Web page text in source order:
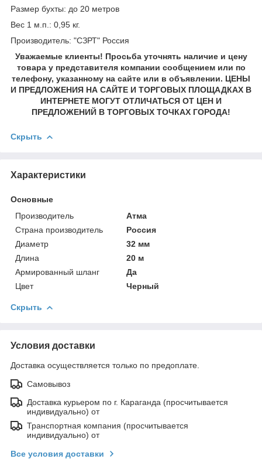
Размер бухты: до 20 метров
Вес 1 м.п.: 0,95 кг.
Производитель: "СЗРТ" Россия
Уважаемые клиенты! Просьба уточнять наличие и цену
товара у представителя компании сообщением или по
телефону, указанному на сайте или в объявлении. ЦЕНЫ
И ПРЕДЛОЖЕНИЯ НА САЙТЕ И ТОРГОВЫХ ПЛОЩАДКАХ В
ИНТЕРНЕТЕ МОГУТ ОТЛИЧАТЬСЯ ОТ ЦЕН И
ПРЕДЛОЖЕНИЙ В ТОРГОВЫХ ТОЧКАХ ГОРОДА!
Скрыть
Характеристики
Основные
Производитель
Атма
Страна производитель
Россия
Диаметр
32 мм
Длина
20 м
Армированный шланг
Да
Цвет
Черный
Скрыть
Условия доставки
Доставка осуществляется только по предоплате.
Самовывоз
Доставка курьером по г. Караганда (просчитывается
индивидуально) от
Транспортная компания (просчитывается
индивидуально) от
Все условия доставки